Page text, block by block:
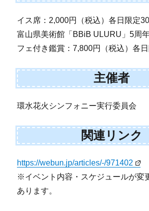
イス席：2,000円（税込）各日限定
富山県美術館「BBiB ULURU」5周
フェ付き鑑賞：7,800円（税込）各
主催者
環水花火シンフォニー実行委員会
関連リンク
https://webun.jp/articles/-/971402
※イベント内容・スケジュールが変
あります。